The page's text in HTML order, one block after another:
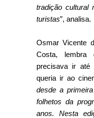
tradição cultural
turistas”, analisa.
Osmar Vicente
Costa, lembra
precisava ir até
queria ir ao
desde a
folhetos da
anos. Nesta